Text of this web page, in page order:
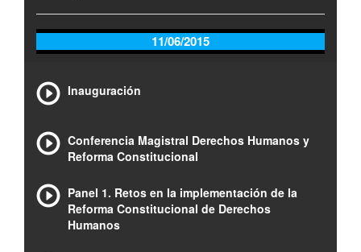
11/06/2015
Inauguración
Conferencia Magistral Derechos Humanos y
Reforma Constitucional
Panel 1. Retos en la implementación de la
Reforma Constitucional de Derechos
Humanos